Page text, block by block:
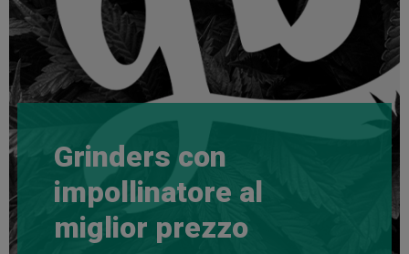
Grinders con
impollinatore al
miglior prezzo